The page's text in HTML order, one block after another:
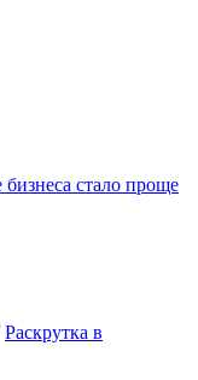
бизнеса стало проще
Раскрутка в